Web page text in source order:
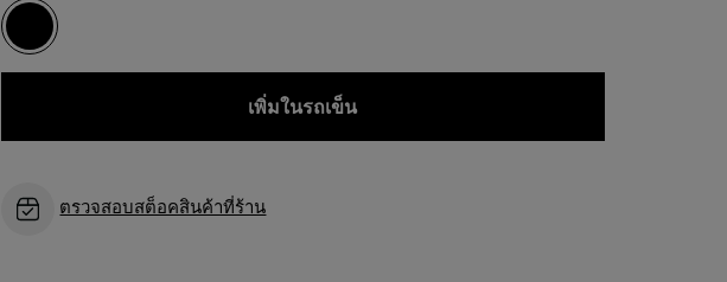
เพิ่มในรถเข็น
ตรวจสอบสต็อคสินค้าที่ร้าน